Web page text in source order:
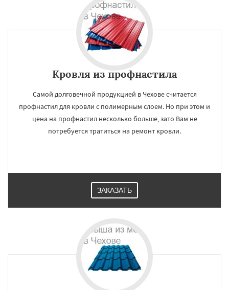
Кровля из профнастила
Самой долговечной продукцией в Чехове считается
профнастил для кровли с полимерным слоем. Но при этом и
цена на профнастил несколько больше, зато Вам не
потребуется тратиться на ремонт кровли.
ЗАКАЗАТЬ